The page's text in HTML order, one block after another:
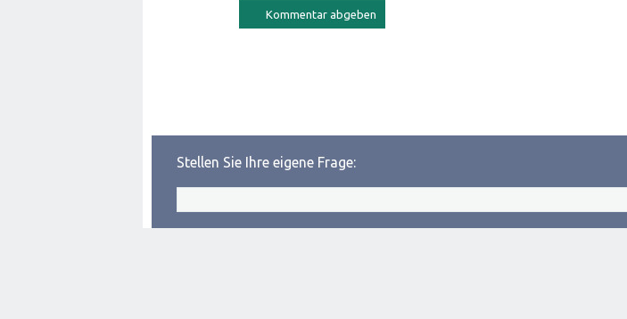
Stellen Sie Ihre eigene Frage: